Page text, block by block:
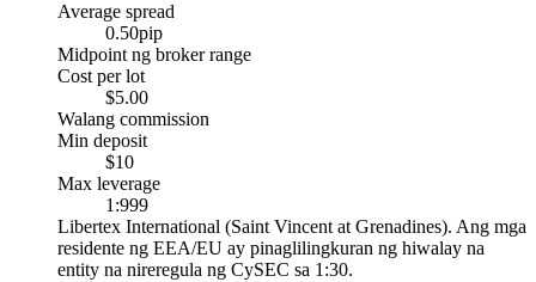
Average spread
0.50pip
Midpoint ng broker range
Cost per lot
$5.00
Walang commission
Min deposit
$10
Max leverage
1:999
Libertex International (Saint Vincent at Grenadines). Ang mga
residente ng EEA/EU ay pinaglilingkuran ng hiwalay na
entity na nireregula ng CySEC sa 1:30.